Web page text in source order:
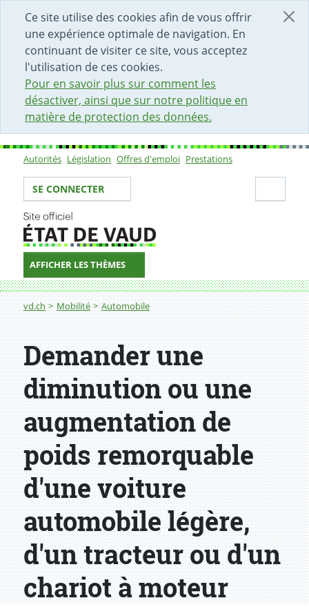
Ce site utilise des cookies afin de vous offrir
une expérience optimale de navigation. En
continuant de visiter ce site, vous acceptez
l'utilisation de ces cookies.
Pour en savoir plus sur comment les
désactiver, ainsi que sur notre politique en
matière de protection des données.
DÉBUT DU CONTENU DE LA PAGE
ACCÈS AU CHAMP DE RECHERCHE
PAGE D'ACCUEIL
FORMULAIRE DE CONTACT
Sous-navigation
Autorités Législation Offres d'emploi Prestations
Votre identité
SE CONNECTER
AFFICHER LES THÈMES
Fil d'Ariane
vd.ch Mobilité Automobile
Demander une diminution ou une augmentation de
Demander une
diminution ou une
augmentation de
poids remorquable
d'une voiture
automobile légère,
d'un tracteur ou d'un
chariot à moteur